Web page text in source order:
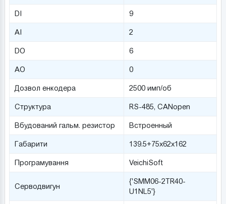
DI 9
AI 2
DO 6
AO 0
Дозвол енкодера 2500 имп/об
Структура RS-485, САNopen
Вбудований гальм. резистор Встроенный
Габарити 139.5+75х62х162
Програмування VeichiSoft
Серводвигун
{'SMM06-2TR40-
U1NL5'}